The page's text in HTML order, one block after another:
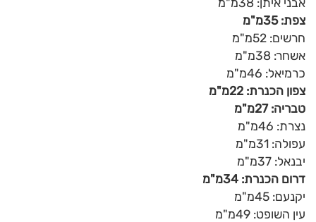
אבני איתן: 38מ"מ
צפת: 35מ"מ
חרשים: 52מ"מ
אשחר: 38מ"מ
כרמיאל: 46מ"מ
צפון הכנרת: 22מ"מ
טבריה: 27מ"מ
נצרת: 46מ"מ
עפולה: 31מ"מ
יבנאל: 37מ"מ
דרום הכנרת: 34מ"מ
יקנעם: 45מ"מ
עין השופט: 49מ"מ